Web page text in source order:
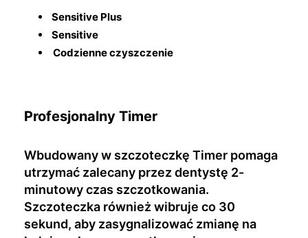
Sensitive Plus
Sensitive
Codzienne czyszczenie
Profesjonalny Timer
Wbudowany w szczoteczkę Timer pomaga
utrzymać zalecany przez dentystę 2-
minutowy czas szczotkowania.
Szczoteczka również wibruje co 30
sekund, aby zasygnalizować zmianę na